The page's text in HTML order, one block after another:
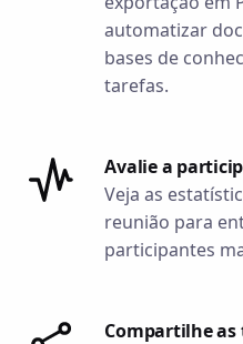
automatizar
bases de
tarefas.
Avalie a
Veja as
reunião para
participantes
Compartilhe as